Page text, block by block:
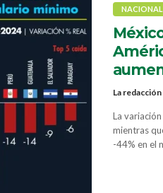
NACIONAL
La redacción
La
mientras
-44% en el